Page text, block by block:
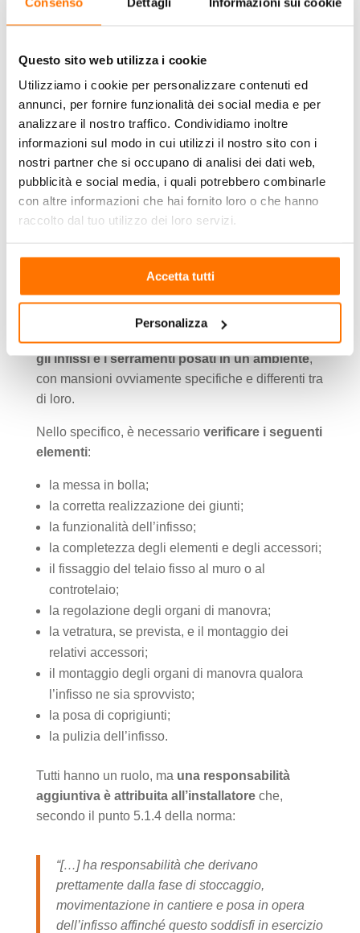
Questo sito web utilizza i cookie
Utilizziamo i cookie per personalizzare contenuti ed
annunci, per fornire funzionalità dei social media e per
analizzare il nostro traffico. Condividiamo inoltre
informazioni sul modo in cui utilizzi il nostro sito con i
nostri partner che si occupano di analisi dei dati web,
pubblicità e social media, i quali potrebbero combinarle
con altre informazioni che hai fornito loro o che hanno
raccolto dal tuo utilizzo dei loro servizi.
Accetta tutti
Personalizza
direttore dei lavori:è richiesto un titolo di
studio equivalente a quello del progettista;
produttore: azienda specializzata nella
installatore:
azienda specializzata nella posa e
installazione degli infissi;
costruttore edile:azienda che realizza
infissi;
azienda realizza l’opera.
Ogni figura coinvolta ha la responsabilità di
produrre, individuare, installare e manutenere
gli infissi e i serramenti posati in un ambiente,
con mansioni ovviamente specifiche e differenti tra
di loro.
Nello specifico, è necessario verificare i seguenti
elementi:
la messa in bolla;
la corretta realizzazione dei giunti;
la funzionalità dell’infisso;
la completezza degli elementi e degli accessori;
il fissaggio del telaio fisso al muro o al
controtelaio;
la regolazione degli organi di manovra;
la vetratura, se prevista, e il montaggio dei
relativi accessori;
il montaggio degli organi di manovra qualora
l’infisso ne sia sprovvisto;
la posa di coprigiunti;
la pulizia dell’infisso.
Tutti hanno un ruolo, ma una responsabilità
aggiuntiva è attribuita all’installatoreche,
secondo il punto 5.1.4 della norma:
“[…] ha responsabilità che derivano
prettamente dalla fase di stoccaggio,
movimentazione in cantiere e posa in opera
dell’infisso affinché questo soddisfi in esercizio